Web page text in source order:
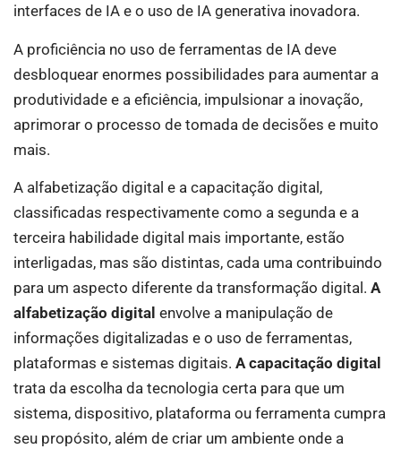
interfaces de IA e o uso de IA generativa inovadora.
A proficiência no uso de ferramentas de IA deve
desbloquear enormes possibilidades para aumentar a
produtividade e a eficiência, impulsionar a inovação,
aprimorar o processo de tomada de decisões e muito
mais.
A alfabetização digital e a capacitação digital,
classificadas respectivamente como a segunda e a
terceira habilidade digital mais importante, estão
interligadas, mas são distintas, cada uma contribuindo
para um aspecto diferente da transformação digital. A
alfabetização digital envolve a manipulação de
informações digitalizadas e o uso de ferramentas,
plataformas e sistemas digitais. A capacitação digital
trata da escolha da tecnologia certa para que um
sistema, dispositivo, plataforma ou ferramenta cumpra
seu propósito, além de criar um ambiente onde a